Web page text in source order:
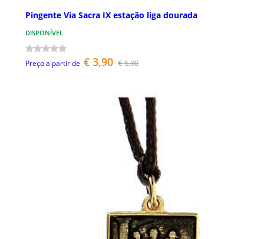
Pingente Via Sacra IX estação liga dourada
DISPONÍVEL
Preço a partir de € 3,90 € 5,90